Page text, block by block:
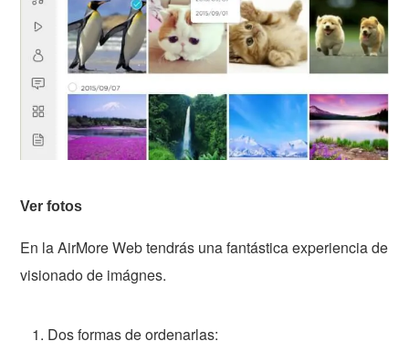
Ver fotos
En la AirMore Web tendrás una fantástica experiencia de
visionado de imágnes.
Dos formas de ordenarlas: